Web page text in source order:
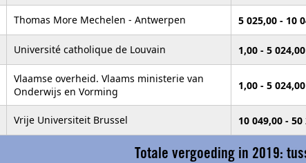
Thomas More Mechelen - Antwerpen 5 025,00 - 10
Université catholique de Louvain 1,00 - 5 024,00
Vlaamse overheid. Vlaams ministerie van
Onderwijs en Vorming
1,00 - 5 024,00
Vrije Universiteit Brussel 10 049,00 - 50
Totale vergoeding in 2019: